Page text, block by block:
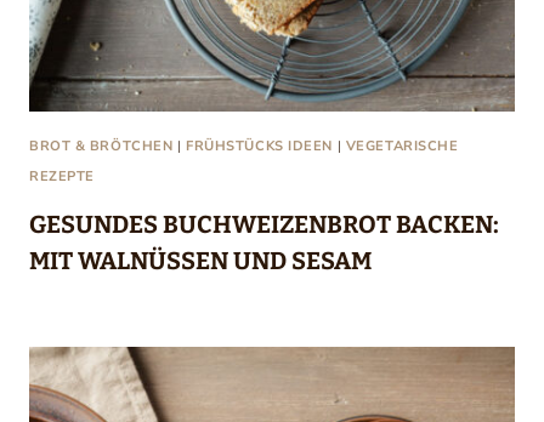
BROT & BRÖTCHEN | FRÜHSTÜCKS IDEEN | VEGETARISCHE
REZEPTE
GESUNDES BUCHWEIZENBROT BACKEN:
MIT WALNÜSSEN UND SESAM